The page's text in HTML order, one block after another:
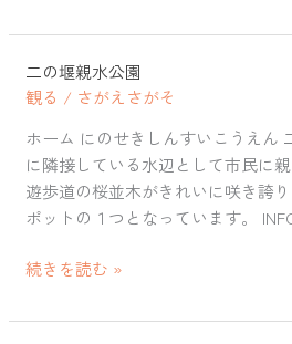
二の堰親水公園
観る / さがえさがそ
ホーム にのせきしんすいこうえん
に隣接している水辺として市民に
遊歩道の桜並木がきれいに咲き誇
ポットの１つとなっています。
二
の
親
水
公
園
続きを読む »